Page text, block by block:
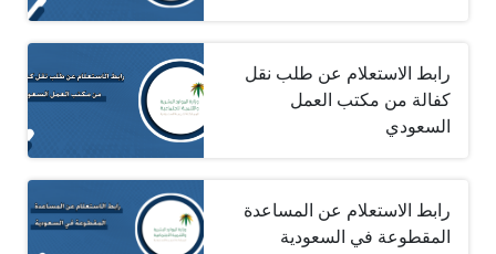
رابط الاستعلام عن طلب نقل
كفالة من مكتب العمل
السعودي
رابط الاستعلام عن المساعدة
المقطوعة في السعودية